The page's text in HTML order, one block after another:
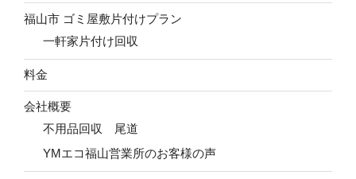
福山市 ゴミ屋敷片付けプラン
一軒家片付け回収
料金
会社概要
不用品回収 尾道
YMエコ福山営業所のお客様の声